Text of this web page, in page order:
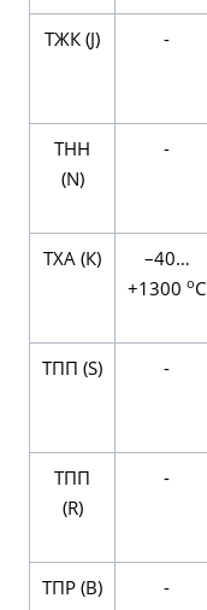
TЖК (J) -
TНН
(N)
-
TХА (К)
–40…
+1300 оС
TПП (S) -
TПП
(R)
-
ТПР (В) -